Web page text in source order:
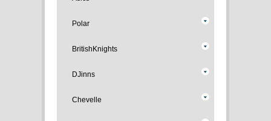
Polar
BritishKnights
DJinns
Chevelle